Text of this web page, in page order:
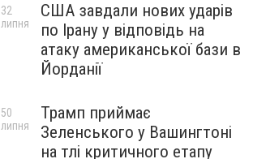
США завдали нових ударів
по Ірану у відповідь на
атаку американської бази в
Йорданії
Трамп приймає
Зеленського у Вашингтоні
на тлі критичного етапу